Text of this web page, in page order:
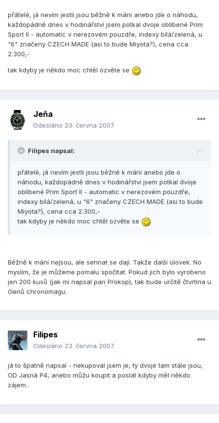
přátelé, já nevím jestli jsou běžně k mání anebo jde o náhodu,
každopádně dnes v hodinářství jsem potkal dvoje oblíbené Prim
Sport II - automatic v nerezovém pouzdře, indexy bílá/zelená, u
"6" značeny CZECH MADE (asi to bude Miyota?), cena cca
2.300,-
tak kdyby je někdo moc chtěl ozvěte se
Jeňa
Odesláno 23. června 2007
Filipes napsal:
přátelé, já nevím jestli jsou běžně k mání anebo jde o
náhodu, každopádně dnes v hodinářství jsem potkal dvoje
oblíbené Prim Sport II - automatic v nerezovém pouzdře,
indexy bílá/zelená, u "6" značeny CZECH MADE (asi to bude
Miyota?), cena cca 2.300,-
tak kdyby je někdo moc chtěl ozvěte se
Běžně k mání nejsou, ale sehnat se dají. Takže další úlovek. No
myslím, že je můžeme pomalu spočítat. Pokud jich bylo vyrobeno
jen 200 kusů (jak mi napsal pan Prokop), tak bude určitě čtvrtina u
členů chronomagu.
Filipes
Odesláno 23. června 2007
já to špatně napsal - nekupoval jsem je, ty dvoje tam stále jsou,
OD Jasná P4, anebo můžu koupit a poslat kdyby měl někdo
zájem..